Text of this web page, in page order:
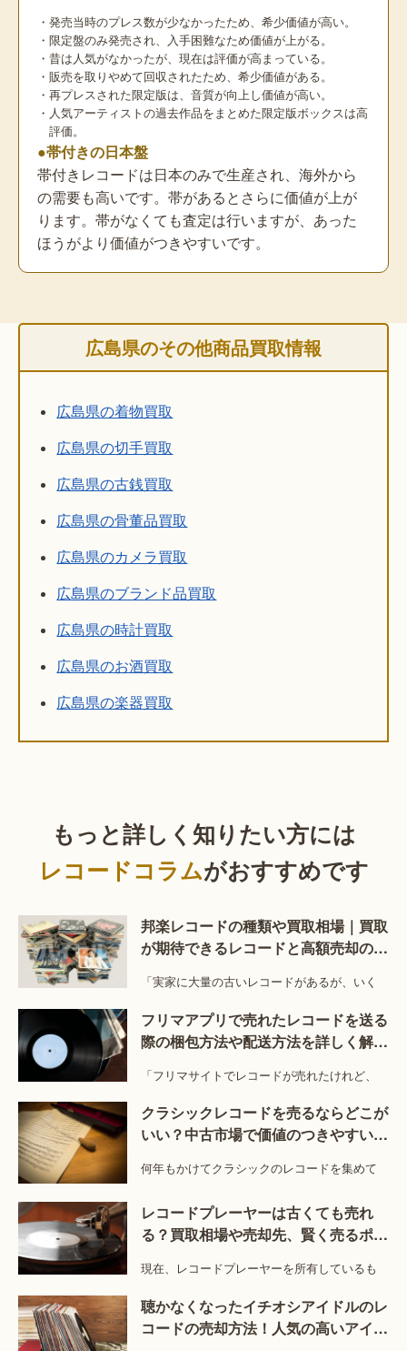
・発売当時のプレス数が少なかったため、希少価値が高い。
・限定盤のみ発売され、入手困難なため価値が上がる。
・昔は人気がなかったが、現在は評価が高まっている。
・販売を取りやめて回収されたため、希少価値がある。
・再プレスされた限定版は、音質が向上し価値が高い。
・人気アーティストの過去作品をまとめた限定版ボックスは高
評価。
●帯付きの日本盤
帯付きレコードは日本のみで生産され、海外から
の需要も高いです。帯があるとさらに価値が上が
ります。帯がなくても査定は行いますが、あった
ほうがより価値がつきやすいです。
広島県のその他商品買取情報
広島県の着物買取
広島県の切手買取
広島県の古銭買取
広島県の骨董品買取
広島県のカメラ買取
広島県のブランド品買取
広島県の時計買取
広島県のお酒買取
広島県の楽器買取
もっと詳しく知りたい方には
レコードコラムがおすすめです
邦楽レコードの種類や買取相場｜買取
が期待できるレコードと高額売却のコ
「実家に大量の古いレコードがあるが、いく
フリマアプリで売れたレコードを送る
際の梱包方法や配送方法を詳しく解
「フリマサイトでレコードが売れたけれど、
クラシックレコードを売るならどこが
いい？中古市場で価値のつきやすい特
何年もかけてクラシックのレコードを集めて
レコードプレーヤーは古くても売れ
る？買取相場や売却先、賢く売るポイ
現在、レコードプレーヤーを所有しているも
聴かなくなったイチオシアイドルのレ
コードの売却方法！人気の高いアイド